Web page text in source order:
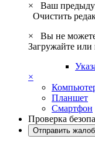
×
Ваш
Очистить
×
Вы не
Загружайте или
×
Планшет
Смартфон
Проверка
Отправить